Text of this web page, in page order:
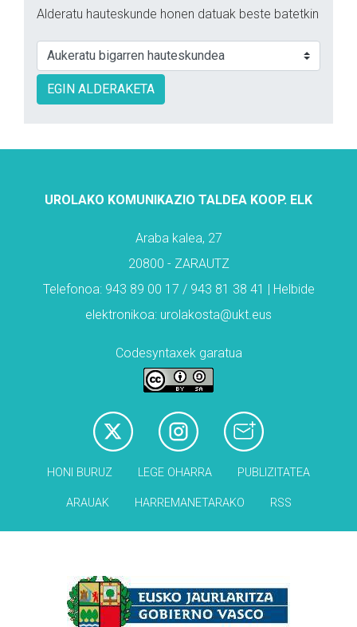
Alderatu hauteskunde honen datuak beste batetkin
EGIN ALDERAKETA
UROLAKO KOMUNIKAZIO TALDEA KOOP. ELK
Araba kalea, 27
20800 - ZARAUTZ
Telefonoa: 943 89 00 17 / 943 81 38 41 | Helbide
elektronikoa: urolakosta@ukt.eus
Codesyntaxek garatua
HONI BURUZ LEGE OHARRA PUBLIZITATEA
ARAUAK HARREMANETARAKO RSS